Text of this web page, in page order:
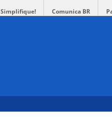
Simplifique! Comunica BR